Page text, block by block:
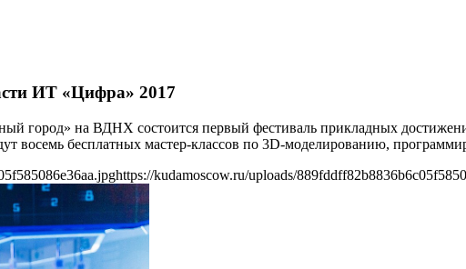
ИТ «Цифра» 2017
город» на ВДНХ состоится первый фестиваль прикладных
восемь бесплатных мастер-классов по 3D-моделированию,
https://kudamoscow.ru/uploads/